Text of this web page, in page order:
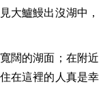
大鱸鰻出沒湖中，
闊的湖面；在附近
在這裡的人真是幸